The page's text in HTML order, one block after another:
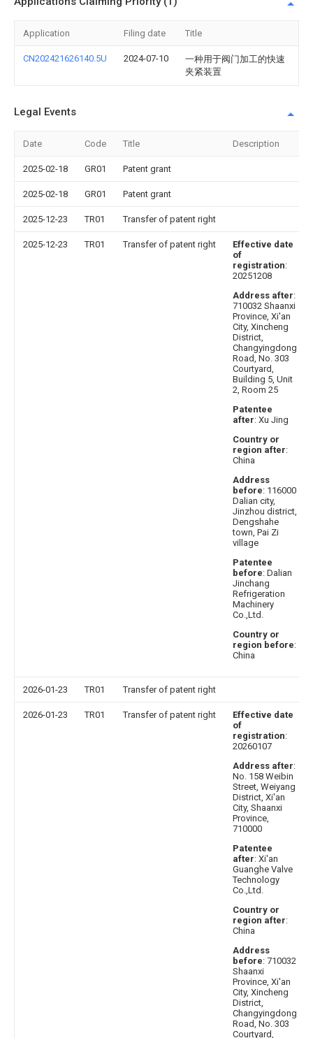
Application Filing date Title
CN202421626140.5U 2024-07-10
一种用于阀门加工的快速
夹紧装置
Legal Events
Date Code Title Description
2025-02-18 GR01 Patent grant
2025-02-18 GR01 Patent grant
2025-12-23 TR01 Transfer of patent right
2025-12-23 TR01 Transfer of patent right
Effective date
of
registration:
20251208
Address after:
710032 Shaanxi
Province, Xi'an
City, Xincheng
District,
Changyingdong
Road, No. 303
Courtyard,
Building 5, Unit
2, Room 25
Patentee
after: Xu Jing
Country or
region after:
China
Address
before: 116000
Dalian city,
Jinzhou district,
Dengshahe
town, Pai Zi
village
Patentee
before: Dalian
Jinchang
Refrigeration
Machinery
Co.,Ltd.
Country or
region before:
China
2026-01-23 TR01 Transfer of patent right
2026-01-23 TR01 Transfer of patent right
Effective date
of
registration:
20260107
Address after:
No. 158 Weibin
Street, Weiyang
District, Xi'an
City, Shaanxi
Province,
710000
Patentee
after: Xi'an
Guanghe Valve
Technology
Co.,Ltd.
Country or
region after:
China
Address
before: 710032
Shaanxi
Province, Xi'an
City, Xincheng
District,
Changyingdong
Road, No. 303
Courtyard,